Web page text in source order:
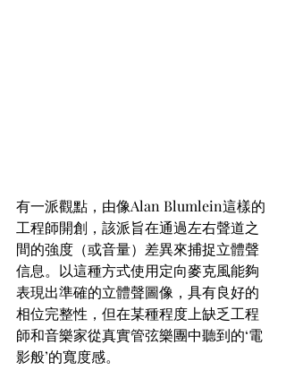
有一派觀點，由像Alan Blumlein這樣的
工程師開創，該派旨在通過左右聲道之
間的強度（或音量）差異來捕捉立體聲
信息。以這種方式使用定向麥克風能夠
表現出準確的立體聲圖像，具有良好的
相位完整性，但在某種程度上缺乏工程
師和音樂家從真實管弦樂團中聽到的‘電
影般’的寬度感。